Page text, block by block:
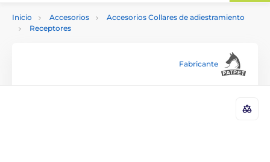
Inicio Accesorios
Accesorios Collares de adiestramiento
Receptores
Fabricante